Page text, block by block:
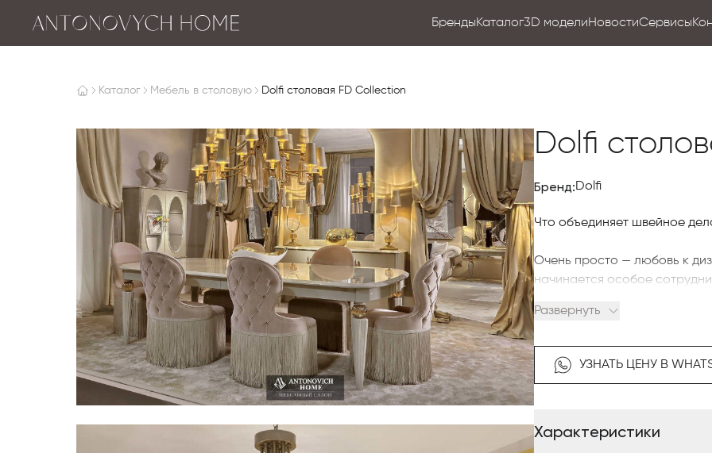
БрендыКаталог3D моделиНовостиСервисы
Каталог Мебель в столовую Dоlfi столовая FD Collection
Dоlfi
Бренд:Dolfi
Что объединяет швейное
Очень просто — любовь к
начинается особое
Боннинни для линии
Сотрудничество между
очарованный вкусом
Развернуть
УЗНАТЬ ЦЕНУ В
Характеристики